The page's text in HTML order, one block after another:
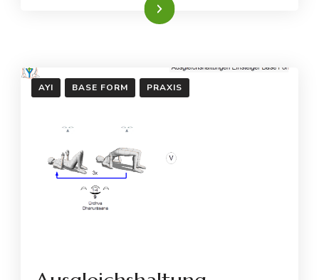
Weiterlesen
AYI BASE FORM PRAXIS